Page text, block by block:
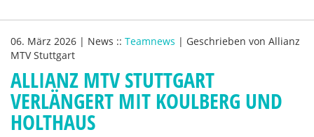
06. März 2026 | News :: Teamnews | Geschrieben von Allianz
MTV Stuttgart
ALLIANZ MTV STUTTGART
VERLÄNGERT MIT KOULBERG UND
HOLTHAUS